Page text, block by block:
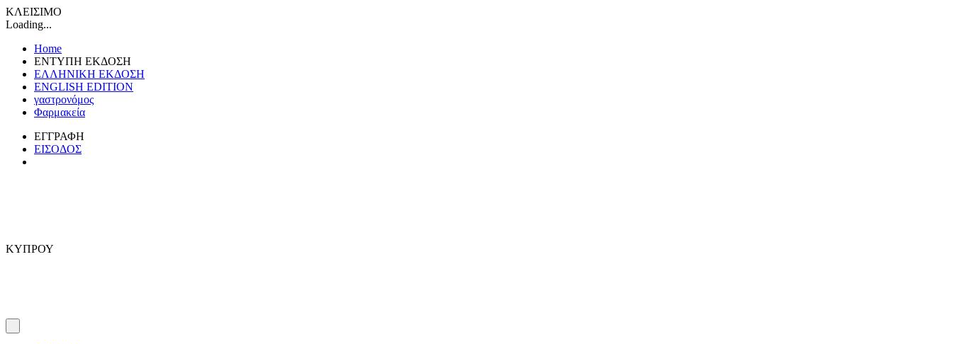
ΚΛΕΙΣΙΜΟ
Loading...
Home
ΕΝΤΥΠΗ ΕΚΔΟΣΗ
ΕΛΛΗΝΙΚΗ ΕΚΔΟΣΗ
ENGLISH EDITION
γαστρονόμος
Φαρμακεία
ΕΓΓΡΑΦΗ
ΕΙΣΟΔΟΣ
ΚΥΠΡΟΥ